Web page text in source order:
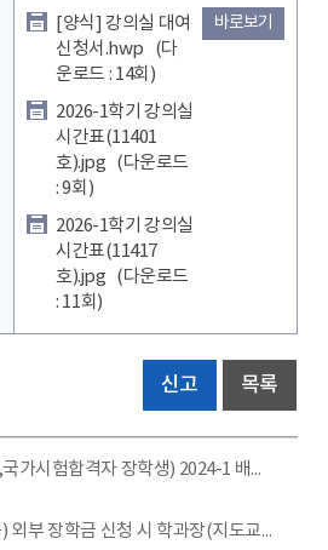
[양식] 강의실 대여
신청서.hwp
(다
운로드 : 14회)
바로보기
2026-1학기 강의실
시간표(11401
호).jpg (다운로드
: 9회)
2026-1학기 강의실
시간표(11417
호).jpg (다운로드
: 11회)
신고 목록
(명예선양,국가시험합격자 장학생) 2024-1 배정외 비감면 장학생 신청 안내
☆ (필독) 외부 장학금 신청 시 학과장(지도교수) 추천서 발급 안내 (방법 수정: 8월 11일~)